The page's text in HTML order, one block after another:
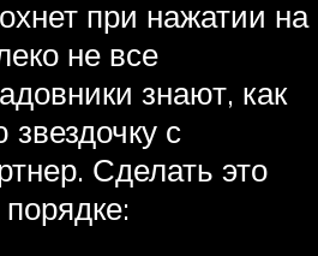
при нажатии на
не все
знают, как
с
Сделать это